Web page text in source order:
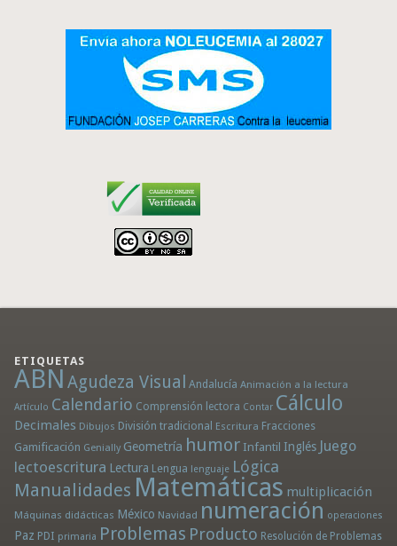
ETIQUETAS
ABN Agudeza Visual Andalucía Animación a la lectura
Artículo Calendario Comprensión lectora Contar Cálculo
Decimales Dibujos División tradicional Escritura Fracciones
Gamificación Genially Geometría humor Infantil Inglés Juego
lectoescritura Lectura Lengua lenguaje Lógica
Manualidades Matemáticas multiplicación
Máquinas didácticas México Navidad numeración operaciones
Paz PDI primaria Problemas Producto Resolución de Problemas